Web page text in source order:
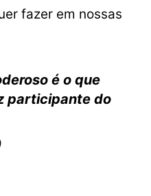
fazer em nossas
é o que
participante do